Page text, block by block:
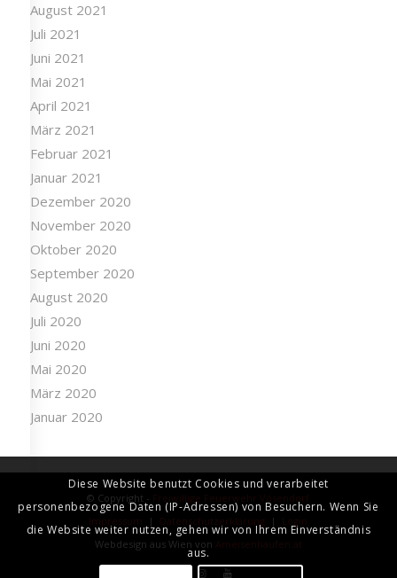
August 2021
Juli 2021
Juni 2021
Mai 2021
April 2021
März 2021
Februar 2021
Januar 2021
Dezember 2020
November 2020
Oktober 2020
September 2020
August 2020
Juli 2020
Juni 2020
Mai 2020
März 2020
Januar 2020
© Copyright - Freiwillige Feuerwehr Vösendorf
Impressum
| Datenschutzerklärung | Login
Webdesign aus Wien von Ameisenhaufen.at
Diese Website benutzt Cookies und verarbeitet
personenbezogene Daten (IP-Adressen) von Besuchern. Wenn Sie
die Website weiter nutzen, gehen wir von Ihrem Einverständnis
aus.